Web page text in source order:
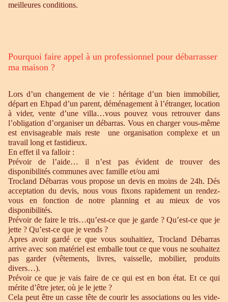
meilleures conditions.
Pourquoi faire appel à un professionnel pour débarrasser
ma maison ?
Lors d’un changement de vie : héritage d’un bien immobilier,
départ en Ehpad d’un parent, déménagement à l’étranger, location
à vider, vente d’une villa…vous pouvez vous retrouver dans
l’obligation d’organiser un débarras. Vous en charger vous-même
est envisageable mais reste une organisation complexe et un
travail long et fastidieux.
En effet il va falloir :
Prévoir de l’aide… il n’est pas évident de trouver des
disponibilités communes avec famille et/ou ami
Trocland Débarras vous propose un devis en moins de 24h. Dés
acceptation du devis, nous vous fixons rapidement un rendez-
vous en fonction de notre planning et au mieux de vos
disponibilités.
Prévoir de faire le tris…qu’est-ce que je garde ? Qu’est-ce que je
jette ? Qu’est-ce que je vends ?
Apres avoir gardé ce que vous souhaitiez, Trocland Débarras
arrive avec son matériel est emballe tout ce que vous ne souhaitez
pas garder (vêtements, livres, vaisselle, mobilier, produits
divers…).
Prévoir ce que je vais faire de ce qui est en bon état. Et ce qui
mérite d’être jeter, où je le jette ?
Cela peut être un casse tête de courir les associations ou les vide-